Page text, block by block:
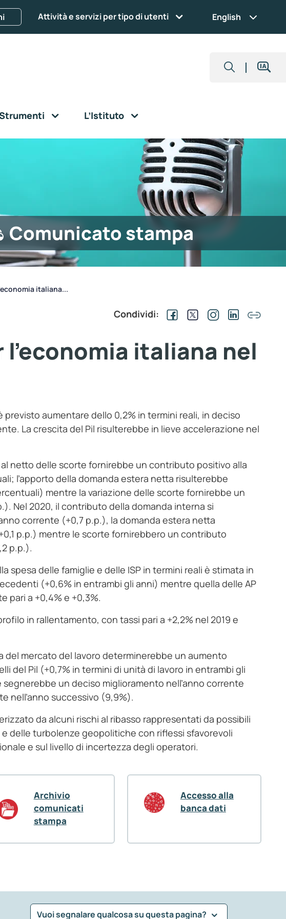
Attività e servizi per tipo di utenti English
L’Istituto
Comunicato stampa
italiana...
Condividi:
italiana nel
aumentare dello 0,2% in termini reali, in deciso
La crescita del Pil risulterebbe in lieve accelerazione nel
netto delle scorte fornirebbe un contributo positivo alla
l’apporto della domanda estera netta risulterebbe
mentre la variazione delle scorte fornirebbe un
Nel 2020, il contributo della domanda interna si
corrente (+0,7 p.p.), la domanda estera netta
p.p.) mentre le scorte fornirebbero un contributo
p.p.).
spesa delle famiglie e delle ISP in termini reali è stimata in
(+0,6% in entrambi gli anni) mentre quella delle AP
pari a +0,4% e +0,3%.
in rallentamento, con tassi pari a +2,2% nel 2019 e
del mercato del lavoro determinerebbe un aumento
del Pil (+0,7% in termini di unità di lavoro in entrambi gli
un deciso miglioramento nell’anno corrente
nell’anno successivo (9,9%).
da alcuni rischi al ribasso rappresentati da possibili
delle turbolenze geopolitiche con riflessi sfavorevoli
e sul livello di incertezza degli operatori.
Archivio
comunicati
stampa
Accesso alla
banca dati
Vuoi segnalare qualcosa su questa pagina?